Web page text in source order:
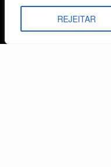
REJEITAR
Fale Conosco